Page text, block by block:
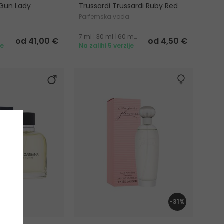
Lady
od 41,00 €
Trussardi Trussardi Ruby Red
Parfemska voda
7 ml 30 ml 60 ml |
Na zalihi 5 verzije
od 4,50 €
-31%